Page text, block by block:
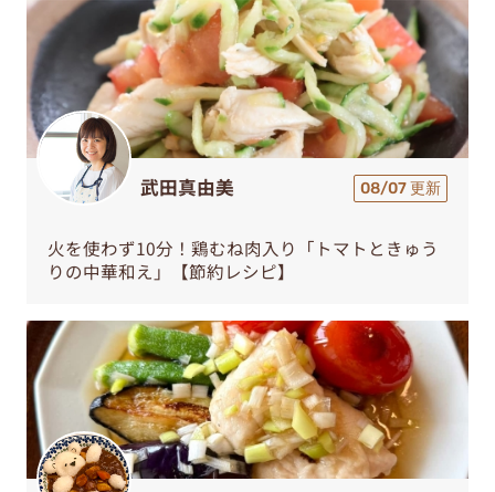
武田真由美 08/07 更新
火を使わず10分！鶏むね肉入り「トマトときゅう
りの中華和え」【節約レシピ】